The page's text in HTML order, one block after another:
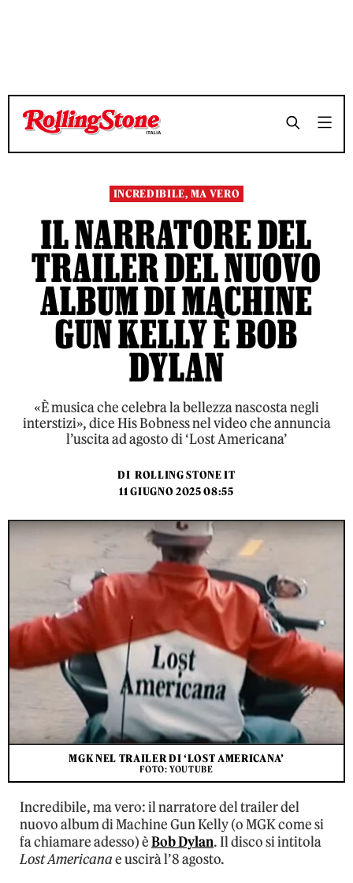
TEMPO DI LETTURA 4 MINUTI
TEMPO DI LETTURA 4 MINUTI
INCREDIBILE, MA VERO
IL NARRATORE DEL
TRAILER DEL NUOVO
ALBUM DI MACHINE
GUN KELLY È BOB
DYLAN
«È musica che celebra la bellezza nascosta negli
interstizi», dice His Bobness nel video che annuncia
l’uscita ad agosto di ‘Lost Americana’
DI ROLLING STONE IT
11 GIUGNO 2025 08:55
MGK NEL TRAILER DI ‘LOST AMERICANA’
FOTO: YOUTUBE
Incredibile, ma vero: il narratore del trailer del
nuovo album di Machine Gun Kelly (o MGK come si
fa chiamare adesso) èBob Dylan. Il disco si intitola
Lost Americanae uscirà l’8 agosto.